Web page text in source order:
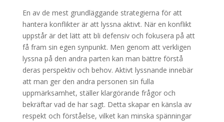
En av de mest grundläggande strategierna för att
hantera konflikter är att lyssna aktivt. När en konflikt
uppstår är det lätt att bli defensiv och fokusera på att
få fram sin egen synpunkt. Men genom att verkligen
lyssna på den andra parten kan man bättre förstå
deras perspektiv och behov. Aktivt lyssnande innebär
att man ger den andra personen sin fulla
uppmärksamhet, ställer klargörande frågor och
bekräftar vad de har sagt. Detta skapar en känsla av
respekt och förståelse, vilket kan minska spänningar